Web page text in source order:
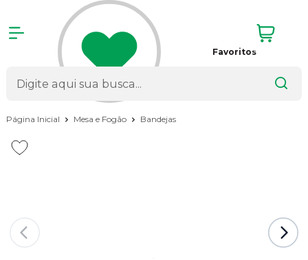
Favoritos
Página Inicial Mesa e Fogão Bandejas